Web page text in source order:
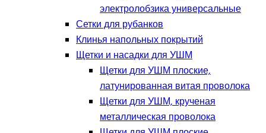
электролобзика универсальные
Сетки для рубанков
Клинья напольных покрытий
Щетки и насадки для УШМ
Щетки для УШМ плоские,
латунированная витая проволока
Щетки для УШМ, крученая
металлическая проволока